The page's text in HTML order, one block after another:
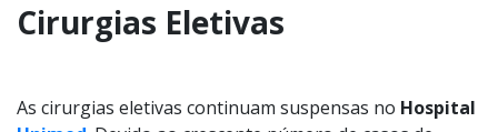
Cirurgias Eletivas
As cirurgias eletivas continuam suspensas no Hospital